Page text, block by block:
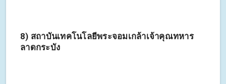
8) สถาบันเทคโนโลยีพระจอมเกล้าเจ้าคุณทหาร
ลาดกระบัง